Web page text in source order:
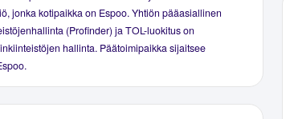
jonka kotipaikka on Espoo. Yhtiön pääasiallinen
(Profinder) ja TOL-luokitus on
hallinta. Päätoimipaikka sijaitsee